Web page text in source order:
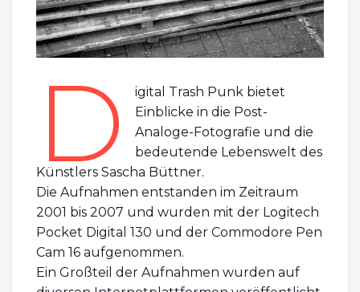
D
igital Trash Punk bietet
Einblicke in die Post-
Analoge-Fotografie und die
bedeutende Lebenswelt des
Künstlers Sascha Büttner.
Die Aufnahmen entstanden im Zeitraum
2001 bis 2007 und wurden mit der Logitech
Pocket Digital 130 und der Commodore Pen
Cam 16 aufgenommen.
Ein Großteil der Aufnahmen wurden auf